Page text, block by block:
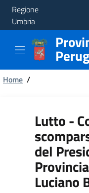
Regione
Umbria
Provincia
Aree
Tematiche
Briciole
pane
Home /
Lutto -
del
Luciano